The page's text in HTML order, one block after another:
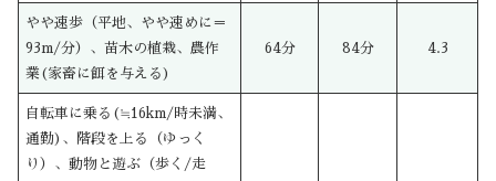
やや速歩（平地、やや速めに＝
93m/分）、苗木の植栽、農作
業(家畜に餌を与える)
64分 84分 4.3
自転車に乗る(≒16km/時未満、
通勤)、階段を上る（ゆっく
り）、動物と遊ぶ（歩く/走